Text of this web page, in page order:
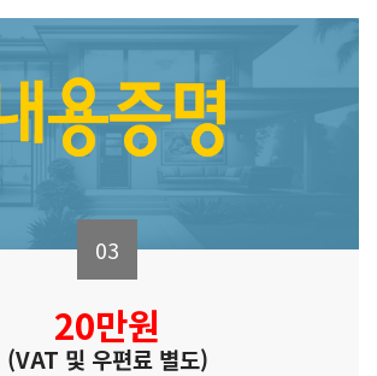
03
20만원
(VAT 및 우편료 별도)